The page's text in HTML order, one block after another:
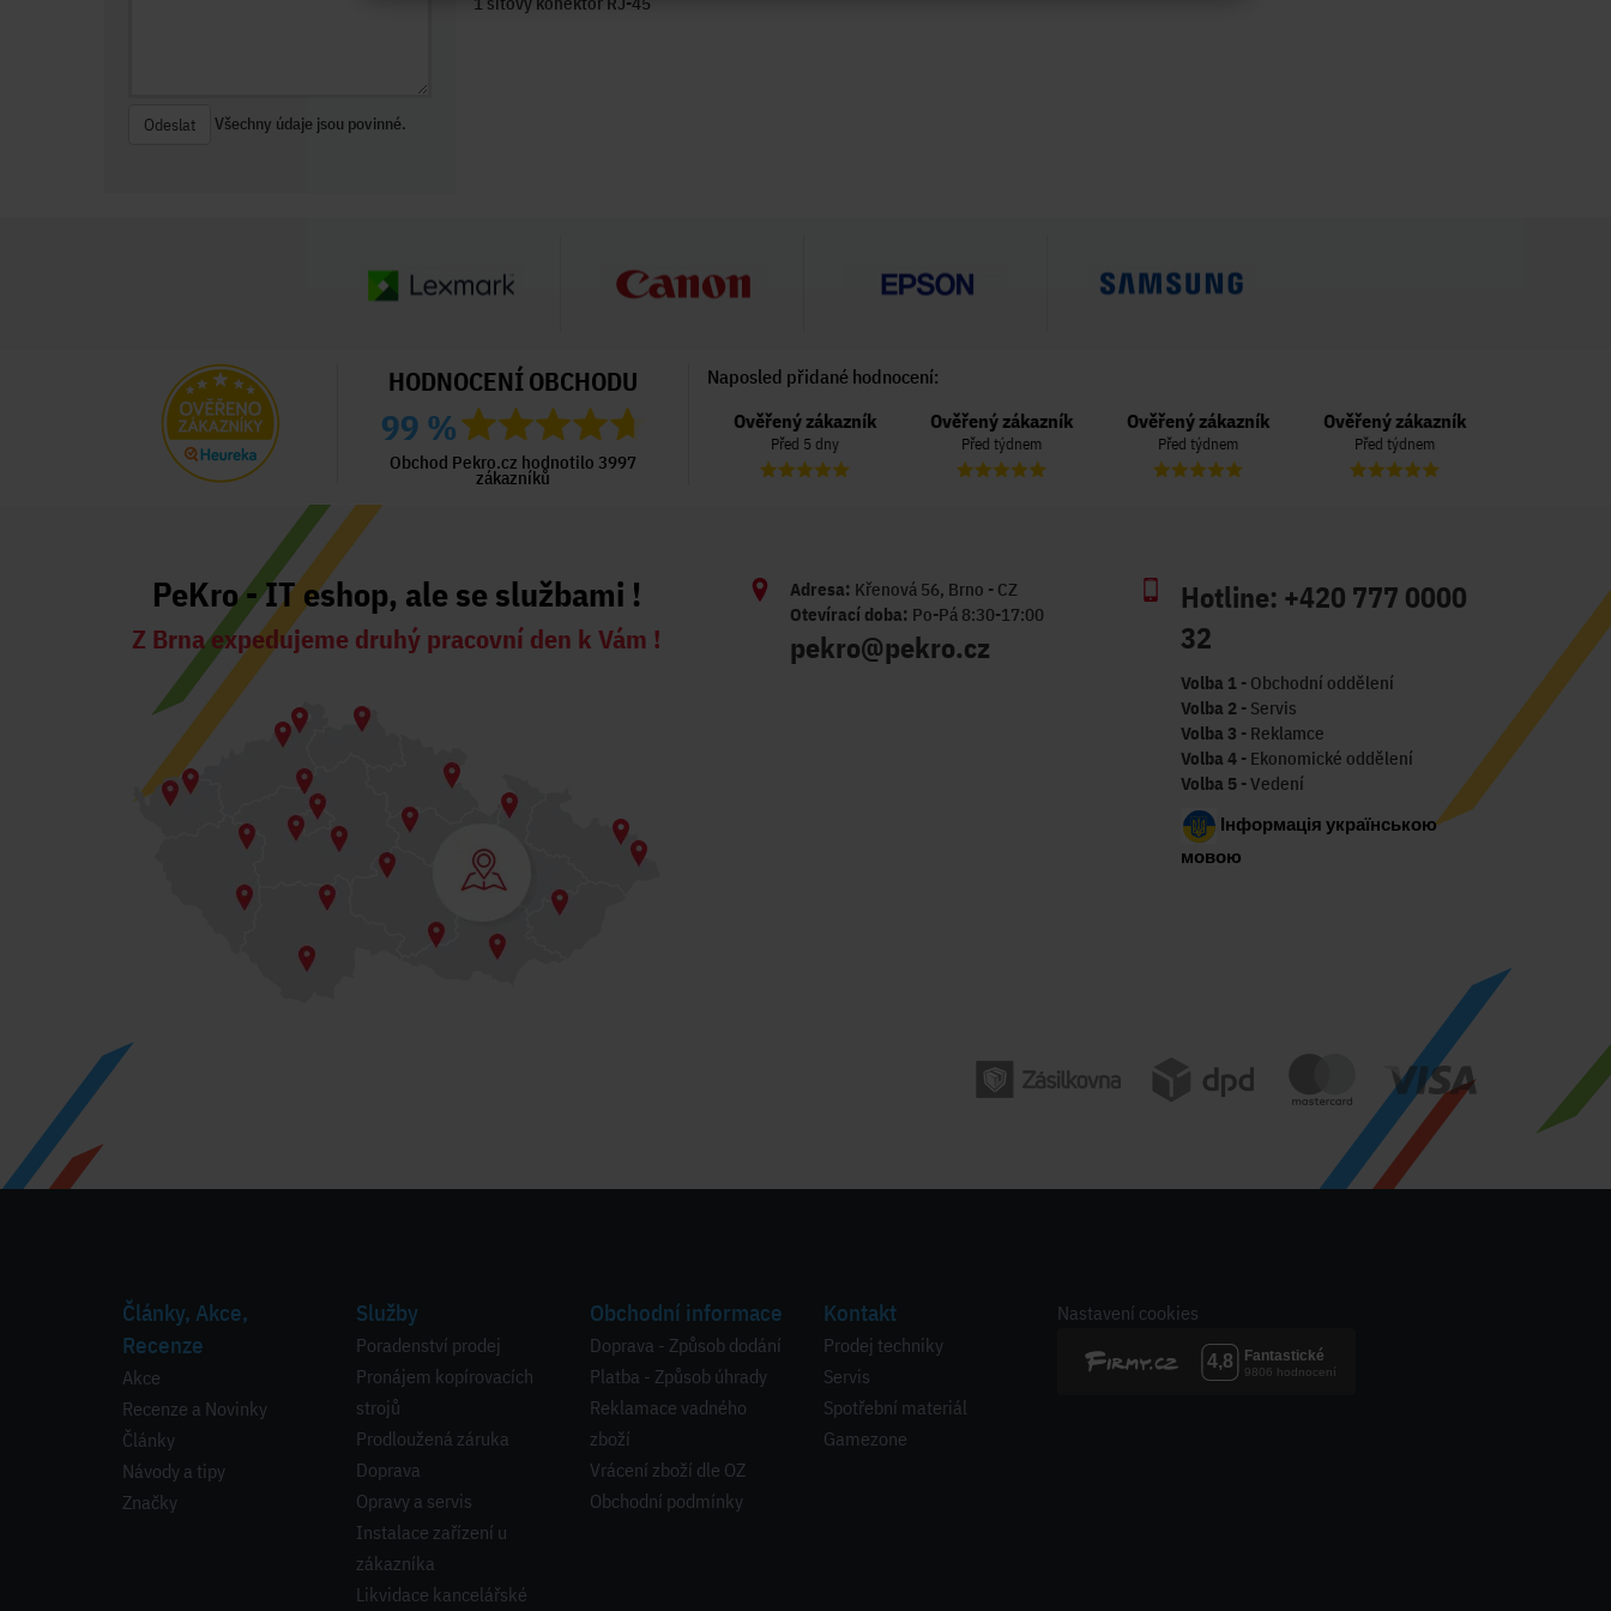
Odeslat Všechny údaje jsou povinné.
HODNOCENÍ OBCHODU
99 %
Obchod Pekro.cz hodnotilo 3997
zákazníků
Naposled přidané hodnocení:
Ověřený zákazník
Před 4 dny
Ověřený zákazník
Před 4 dny
Ověřený zákazník
Před 5 dny
Ověřený zákazník
Před 5 dny
Ověřený zákazník
Před týdnem
Ověřený zákazník
Před týdnem
Ověřený zákazník
Před týdnem
PeKro - IT eshop, ale se službami !
Z Brna expedujeme druhý pracovní den k Vám !
Adresa: Křenová 56, Brno - CZ
Otevírací doba: Po-Pá 8:30-17:00
pekro@pekro.cz
Hotline: +420 777 0000
32
Volba 1 - Obchodní oddělení
Volba 2 - Servis
Volba 3 - Reklamce
Volba 4 - Ekonomické oddělení
Volba 5 - Vedení
Інформація українською
мовою
Články, Akce,
Recenze
Akce
Recenze a Novinky
Články
Návody a tipy
Značky
Služby
Poradenství prodej
Pronájem kopírovacích
strojů
Prodloužená záruka
Doprava
Opravy a servis
Instalace zařízení u
zákazníka
Likvidace kancelářské
Obchodní informace
Doprava - Způsob dodání
Platba - Způsob úhrady
Reklamace vadného
zboží
Vrácení zboží dle OZ
Obchodní podmínky
Kontakt
Prodej techniky
Servis
Spotřební materiál
Gamezone
Nastavení cookies